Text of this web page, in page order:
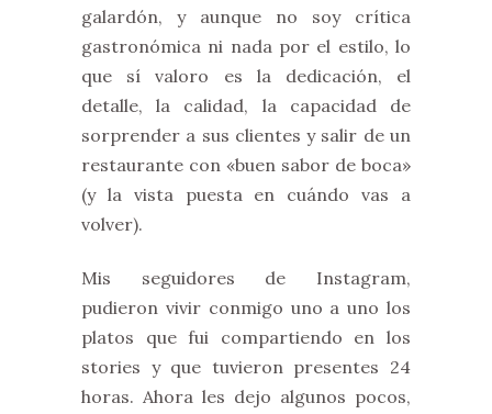
galardón, y aunque no soy crítica
gastronómica ni nada por el estilo, lo
que sí valoro es la dedicación, el
detalle, la calidad, la capacidad de
sorprender a sus clientes y salir de un
restaurante con «buen sabor de boca»
(y la vista puesta en cuándo vas a
volver).
Mis seguidores de Instagram,
pudieron vivir conmigo uno a uno los
platos que fui compartiendo en los
stories y que tuvieron presentes 24
horas. Ahora les dejo algunos pocos,